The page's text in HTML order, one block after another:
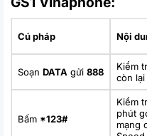
Cú pháp Nội
Soạn DATA gửi 888
Kiểm
còn lại
Bấm *123#
Kiểm
phút
mạng